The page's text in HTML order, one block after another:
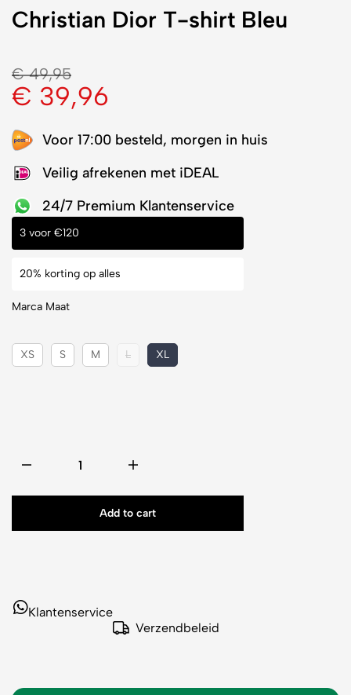
Christian Dior T-shirt Bleu
€49,95
€ 39,96
Voor 17:00 besteld, morgen in huis
Veilig afrekenen met iDEAL
24/7 Premium Klantenservice
3 voor €120
20% korting op alles
Marca Maat
XS S M L XL
Add to cart
Klantenservice
Verzendbeleid